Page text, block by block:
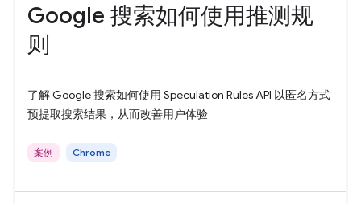
Google 搜索如何使用推测规
则
了解 Google 搜索如何使用 Speculation Rules API 以匿名方式
预提取搜索结果，从而改善用户体验
案例 Chrome